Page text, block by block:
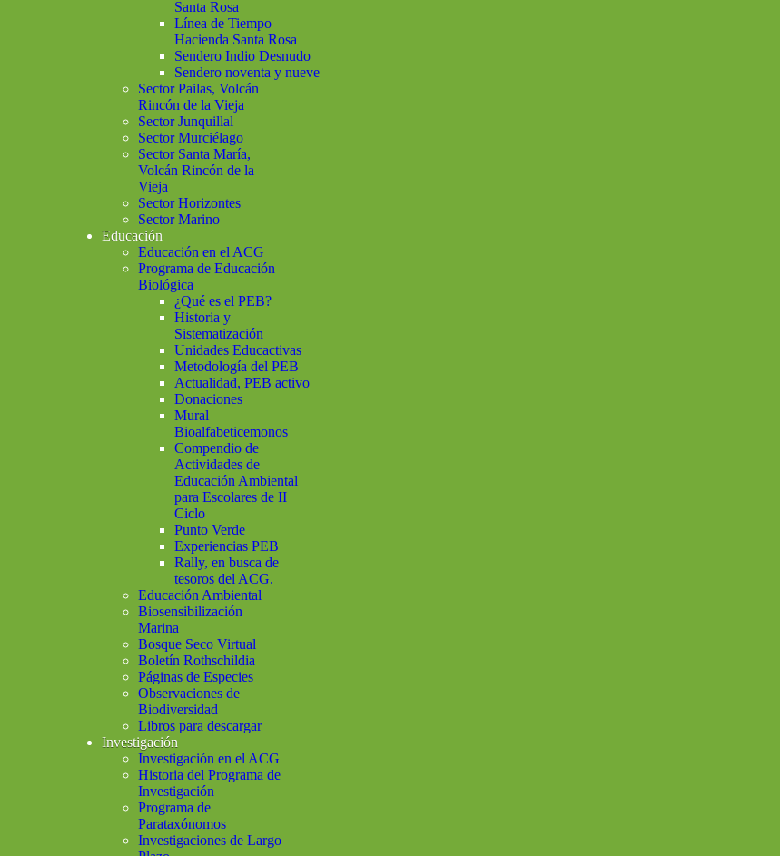
Santa Rosa
Línea de Tiempo
Hacienda Santa Rosa
Sendero Indio Desnudo
Sendero noventa y nueve
Sector Pailas, Volcán
Rincón de la Vieja
Sector Junquillal
Sector Murciélago
Sector Santa María,
Volcán Rincón de la
Vieja
Sector Horizontes
Sector Marino
Educación
Educación en el ACG
Programa de Educación
Biológica
¿Qué es el PEB?
Historia y
Sistematización
Unidades Educactivas
Metodología del PEB
Actualidad, PEB activo
Donaciones
Mural
Bioalfabeticemonos
Compendio de
Actividades de
Educación Ambiental
para Escolares de II
Ciclo
Punto Verde
Experiencias PEB
Rally, en busca de
tesoros del ACG.
Educación Ambiental
Biosensibilización
Marina
Bosque Seco Virtual
Boletín Rothschildia
Páginas de Especies
Observaciones de
Biodiversidad
Libros para descargar
Investigación
Investigación en el ACG
Historia del Programa de
Investigación
Programa de
Parataxónomos
Investigaciones de Largo